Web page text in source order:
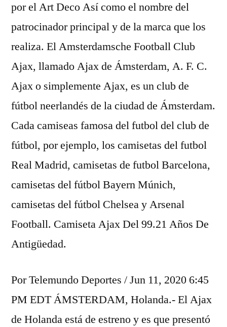
por el Art Deco Así como el nombre del
patrocinador principal y de la marca que los
realiza. El Amsterdamsche Football Club
Ajax, llamado Ajax de Ámsterdam, A. F. C.
Ajax o simplemente Ajax, es un club de
fútbol neerlandés de la ciudad de Ámsterdam.
Cada camiseas famosa del futbol del club de
fútbol, por ejemplo, los camisetas del futbol
Real Madrid, camisetas de futbol Barcelona,
camisetas del fútbol Bayern Múnich,
camisetas del fútbol Chelsea y Arsenal
Football. Camiseta Ajax Del 99.21 Años De
Antigüedad.
Por Telemundo Deportes / Jun 11, 2020 6:45
PM EDT ÁMSTERDAM, Holanda.- El Ajax
de Holanda está de estreno y es que presentó